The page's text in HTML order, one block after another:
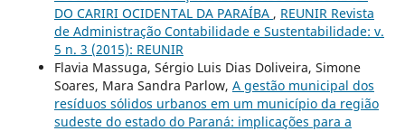
DO CARIRI OCIDENTAL DA PARAÍBA , REUNIR Revista
de Administração Contabilidade e Sustentabilidade: v.
5 n. 3 (2015): REUNIR
Flavia Massuga, Sérgio Luis Dias Doliveira, Simone
Soares, Mara Sandra Parlow, A gestão municipal dos
resíduos sólidos urbanos em um município da região
sudeste do estado do Paraná: implicações para a